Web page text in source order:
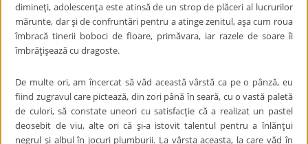
dimineţi, adolescenţa este atinsă de un strop de plăceri al lucrurilor
mărunte, dar şi de confruntări pentru a atinge zenitul, aşa cum roua
îmbracă tinerii boboci de floare, primăvara, iar razele de soare îi
îmbrăţişează cu dragoste.
De multe ori, am încercat să văd această vârstă ca pe o pânză, eu
fiind zugravul care pictează, din zori până în seară, cu o vastă paletă
de culori, să constate uneori cu satisfacţie că a realizat un pastel
deosebit de viu, alte ori că şi-a istovit talentul pentru a înlănţui
negrul şi albul în jocuri plumburii. La vârsta aceasta, la care văd în